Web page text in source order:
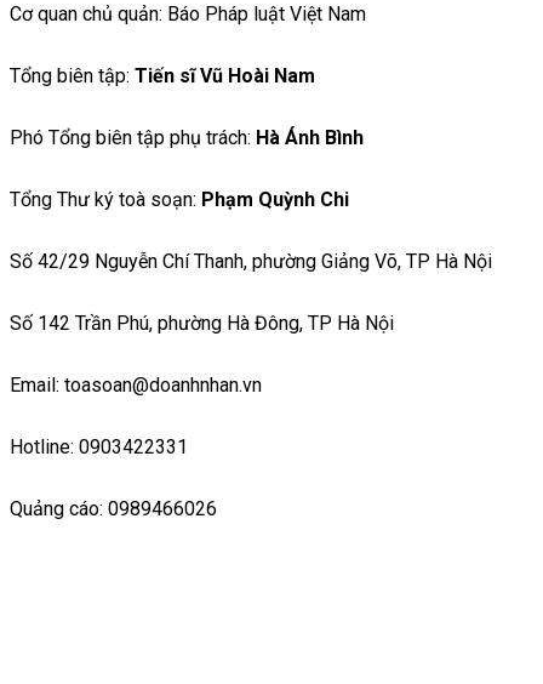
Cơ quan chủ quản: Báo Pháp luật Việt Nam
Tổng biên tập: Tiến sĩ Vũ Hoài Nam
Phó Tổng biên tập phụ trách: Hà Ánh Bình
Tổng Thư ký toà soạn: Phạm Quỳnh Chi
Số 42/29 Nguyễn Chí Thanh, phường Giảng Võ, TP Hà Nội
Số 142 Trần Phú, phường Hà Đông, TP Hà Nội
Email: toasoan@doanhnhan.vn
Hotline: 0903422331
Quảng cáo: 0989466026